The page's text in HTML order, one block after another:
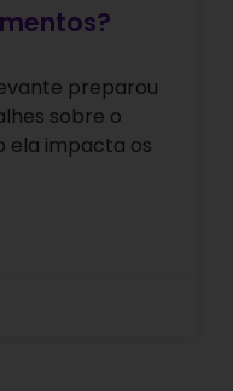
preparou
sobre o
ela impacta os